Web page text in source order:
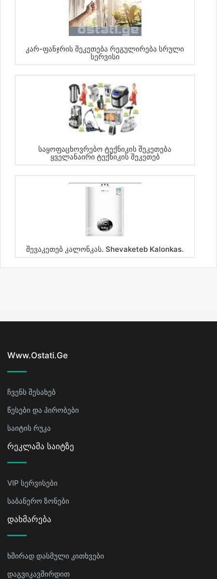
Კარ-Ფანჯრის Შეკეთება Რეგულირება Სრული
Სერვისი
Საყოფაცხოვრებო Ტექნიკის Შეკეთება
Ყველანაირი Ტექნიკის Შეკეთებ
Შევაკეთებ Კალონკას. Shevaketeb Kalonkas.
Www.ostati.ge
ჩვენს შესახებ
წესები და პირობები
საიტის რუკა
Რეკლამა Საიტზე
VIP სერვისები
საბანერო ზონები
Დახმარება
ხშირად დასმული კითხვები
დაგვიკავშირდით